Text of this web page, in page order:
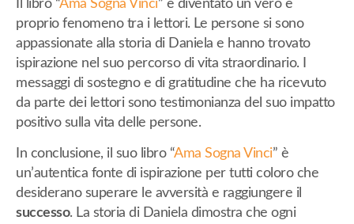
Il libro “Ama Sogna Vinci” è diventato un vero e
proprio fenomeno tra i lettori. Le persone si sono
appassionate alla storia di Daniela e hanno trovato
ispirazione nel suo percorso di vita straordinario. I
messaggi di sostegno e di gratitudine che ha ricevuto
da parte dei lettori sono testimonianza del suo impatto
positivo sulla vita delle persone.
In conclusione, il suo libro “Ama Sogna Vinci” è
un’autentica fonte di ispirazione per tutti coloro che
desiderano superare le avversità e raggiungere il
successo. La storia di Daniela dimostra che ogni